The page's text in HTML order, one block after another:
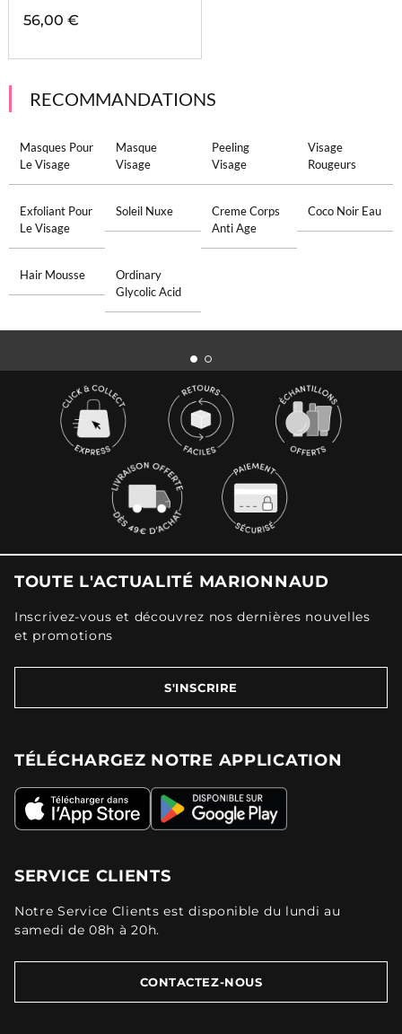
56,00 €
RECOMMANDATIONS
Masques Pour
Le Visage
Masque
Visage
Peeling
Visage
Visage
Rougeurs
Exfoliant Pour
Le Visage
Soleil Nuxe
Creme Corps
Anti Age
Coco Noir Eau
Hair Mousse
Ordinary
Glycolic Acid
TOUTE L'ACTUALITÉ MARIONNAUD
Inscrivez-vous et découvrez nos dernières nouvelles
et promotions
S'INSCRIRE
TÉLÉCHARGEZ NOTRE APPLICATION
SERVICE CLIENTS
Notre Service Clients est disponible du lundi au
samedi de 08h à 20h.
CONTACTEZ-NOUS